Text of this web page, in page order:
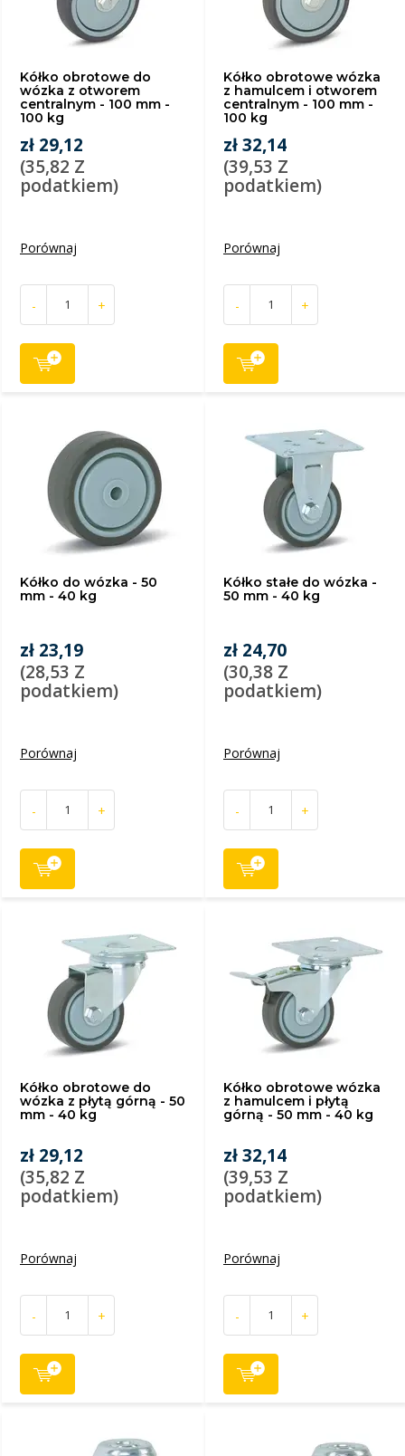
Kółko obrotowe do
wózka z otworem
centralnym - 100 mm -
100 kg
zł 29,12
(35,82 Z
podatkiem)
Porównaj
- +
Kółko obrotowe wózka
z hamulcem i otworem
centralnym - 100 mm -
100 kg
zł 32,14
(39,53 Z
podatkiem)
Porównaj
- +
Kółko do wózka - 50
mm - 40 kg
zł 23,19
(28,53 Z
podatkiem)
Porównaj
- +
Kółko stałe do wózka -
50 mm - 40 kg
zł 24,70
(30,38 Z
podatkiem)
Porównaj
- +
Kółko obrotowe do
wózka z płytą górną - 50
mm - 40 kg
zł 29,12
(35,82 Z
podatkiem)
Porównaj
- +
Kółko obrotowe wózka
z hamulcem i płytą
górną - 50 mm - 40 kg
zł 32,14
(39,53 Z
podatkiem)
Porównaj
- +